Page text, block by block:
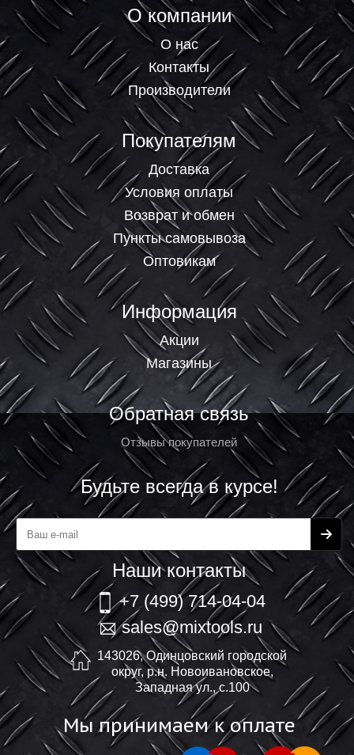
О компании
О нас
Контакты
Производители
Покупателям
Доставка
Условия оплаты
Возврат и обмен
Пункты самовывоза
Оптовикам
Информация
Акции
Магазины
Обратная связь
Отзывы покупателей
Будьте всегда в курсе!
Наши контакты
+7 (499) 714-04-04
sales@mixtools.ru
143026, Одинцовский городской
округ, р.н. Новоивановское,
Западная ул., с.100
Мы принимаем к оплате